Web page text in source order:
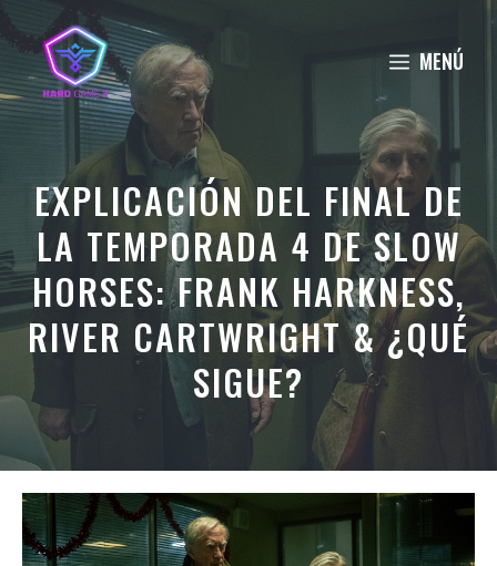
al
contenido
MENÚ
EXPLICACIÓN DEL FINAL DE
LA TEMPORADA 4 DE SLOW
HORSES: FRANK HARKNESS,
RIVER CARTWRIGHT & ¿QUÉ
SIGUE?